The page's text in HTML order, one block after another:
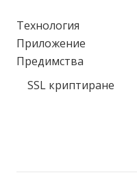
Технология
Приложение
Предимства
SSL криптиране